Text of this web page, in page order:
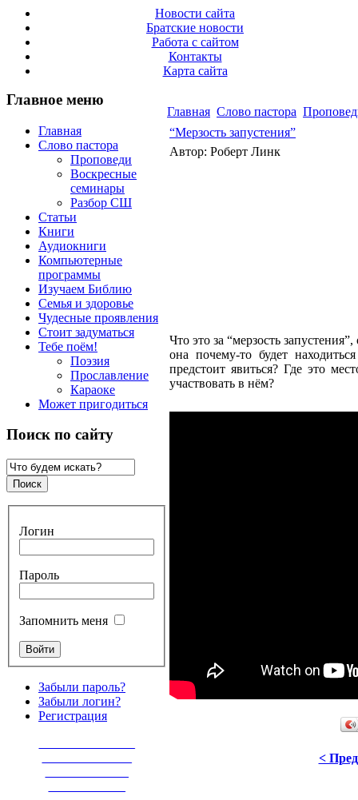
Новости сайта
Братские новости
Работа с сайтом
Контакты
Карта сайта
Главное меню
Главная
Слово пастора
Проповеди
Воскресные
семинары
Разбор СШ
Статьи
Книги
Аудиокниги
Компьютерные
программы
Изучаем Библию
Семья и здоровье
Чудесные проявления
Стоит задуматься
Тебе поём!
Поэзия
Прославление
Караоке
Может пригодиться
Поиск по сайту
Логин
Пароль
Запомнить меня
Забыли пароль?
Забыли логин?
Регистрация
Главная Слово пастора
“Мерзость запустения”
Автор: Роберт Линк
Что это за “мерзость
она почему-то будет
предстоит явиться? Где это
участвовать в нём?
<